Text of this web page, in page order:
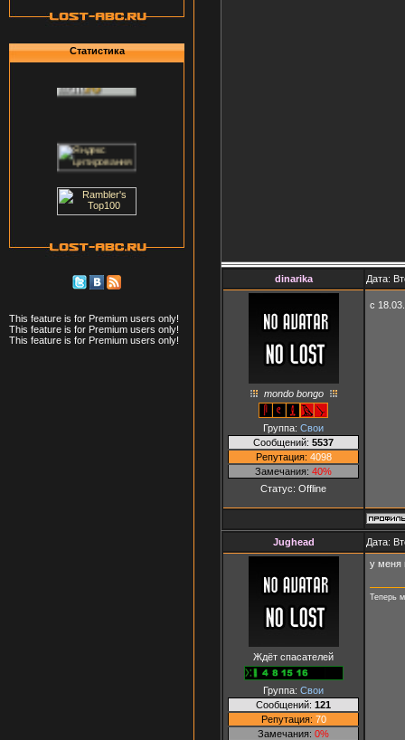
Статистика
This feature is for Premium users only!
This feature is for Premium users only!
This feature is for Premium users only!
dinarika Дата:
mondo bongo
Группа: Свои
Сообщений: 5537
Репутация: 4098
Замечания: 40%
Статус: Offline
с
Jughead Дата:
Ждёт спасателей
Группа: Свои
Сообщений: 121
Репутация: 70
Замечания: 0%
у меня
Теперь